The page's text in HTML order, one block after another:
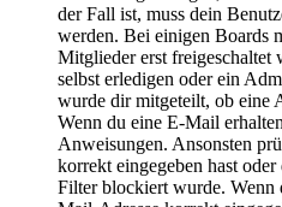
der Fall ist, muss dein
werden. Bei einigen Boards
Mitglieder erst freigeschaltet
selbst erledigen oder ein
wurde dir mitgeteilt, ob eine
Wenn du eine E-Mail
Anweisungen. Ansonsten
korrekt eingegeben hast
Filter blockiert wurde. Wenn